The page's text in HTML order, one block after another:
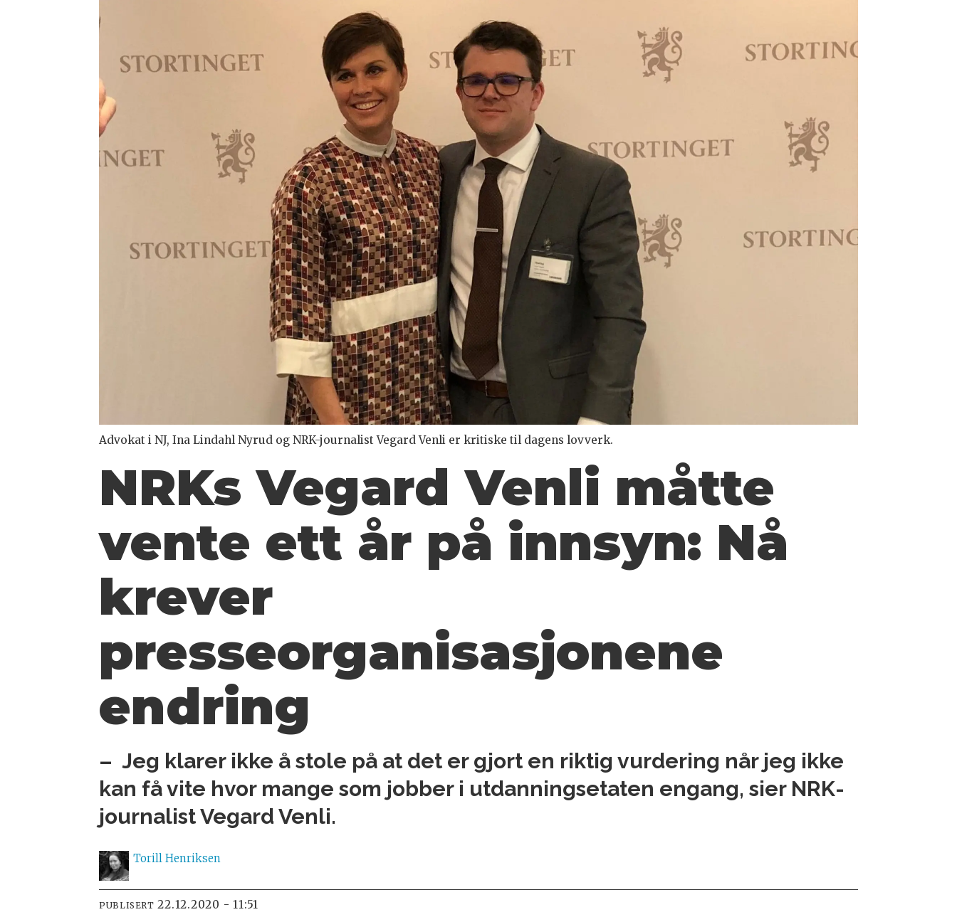
Advokat i NJ, Ina Lindahl Nyrud og NRK-journalist Vegard Venli er kritiske til dagens lovverk.
NRKs Vegard Venli måtte
vente ett år på innsyn: Nå
krever
presseorganisasjonene
endring
– Jeg klarer ikke å stole på at det er gjort en riktig vurdering når jeg ikke
kan få vite hvor mange som jobber i utdanningsetaten engang, sier NRK-
journalist Vegard Venli.
Torill Henriksen
PUBLISERT 22.12.2020 - 11:51